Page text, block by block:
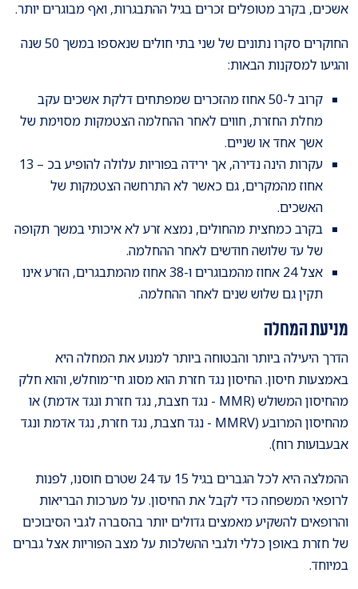
אשכים, בקרב מטופלים זכרים בגיל ההתבגרות, ואף מבוגרים יותר.
החוקרים סקרו נתונים של שני בתי חולים שנאספו במשך 50 שנה
והגיעו למסקנות הבאות:
קרוב ל-50 אחוז מהזכרים שמפתחים דלקת אשכים עקב
מחלת החזרת, חווים לאחר ההחלמה הצטמקות מסוימת של
אשך אחד או שניים.
עקרות הינה נדירה, אך ירידה בפוריות עלולה להופיע בכ – 13
אחוז מהמקרים, גם כאשר לא התרחשה הצטמקות של
האשכים.
בקרב כמחצית מהחולים, נמצא זרע לא איכותי במשך תקופה
של עד שלושה חודשים לאחר ההחלמה.
אצל 24 אחוז מהמבוגרים ו-38 אחוז מהמתבגרים, הזרע אינו
תקין גם שלוש שנים לאחר ההחלמה.
מניעת המחלה
הדרך היעילה ביותר והבטוחה ביותר למנוע את המחלה היא
באמצעות חיסון. החיסון נגד חזרת הוא מסוג חי־מוחלש, והוא חלק
מהחיסון המשולש (MMR - נגד חצבת, נגד חזרת ונגד אדמת) או
מהחיסון המרובע (MMRV - נגד חצבת, נגד חזרת, נגד אדמת ונגד
אבעבועות רוח).
ההמלצה היא לכל הגברים בגיל 15 עד 24 שטרם חוסנו, לפנות
לרופאי המשפחה כדי לקבל את החיסון. על מערכות הבריאות
והרופאים להשקיע מאמצים גדולים יותר בהסברה לגבי הסיבוכים
של חזרת באופן כללי ולגבי ההשלכות על מצב הפוריות אצל גברים
במיוחד.